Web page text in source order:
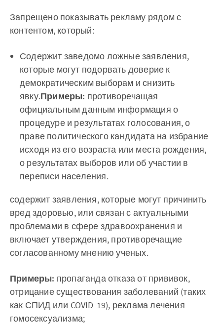
Запрещено показывать рекламу рядом с
контентом, который:
Содержит заведомо ложные заявления,
которые могут подорвать доверие к
демократическим выборам и снизить
явку.Примеры: противоречащая
официальным данным информация о
процедуре и результатах голосования, о
праве политического кандидата на избрание
исходя из его возраста или места рождения,
о результатах выборов или об участии в
переписи населения.
содержит заявления, которые могут причинить
вред здоровью, или связан с актуальными
проблемами в сфере здравоохранения и
включает утверждения, противоречащие
согласованному мнению ученых.
Примеры: пропаганда отказа от прививок,
отрицание существования заболеваний (таких
как СПИД или COVID-19), реклама лечения
гомосексуализма;